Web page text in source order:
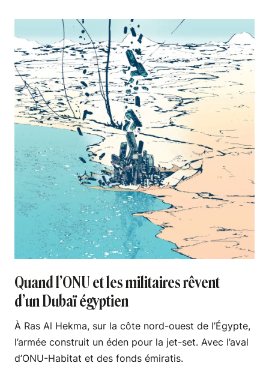
Quand l’ONU et les militaires rêvent
d’un Dubaï égyptien
À Ras Al Hekma, sur la côte nord-ouest de l’Égypte,
l’armée construit un éden pour la jet-set. Avec l’aval
d’ONU-Habitat et des fonds émiratis.